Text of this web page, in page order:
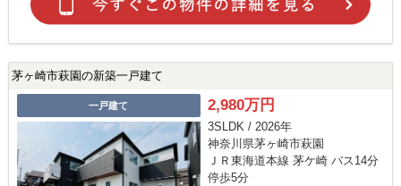
茅ヶ崎市萩園の新築一戸建て
一戸建て 2,980万円
3SLDK / 2026年
神奈川県茅ヶ崎市萩園
ＪＲ東海道本線 茅ケ崎 バス14分
停歩5分